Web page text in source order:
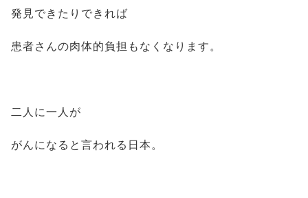
発見できたりできれば
患者さんの肉体的負担もなくなります。
二人に一人が
がんになると言われる日本。